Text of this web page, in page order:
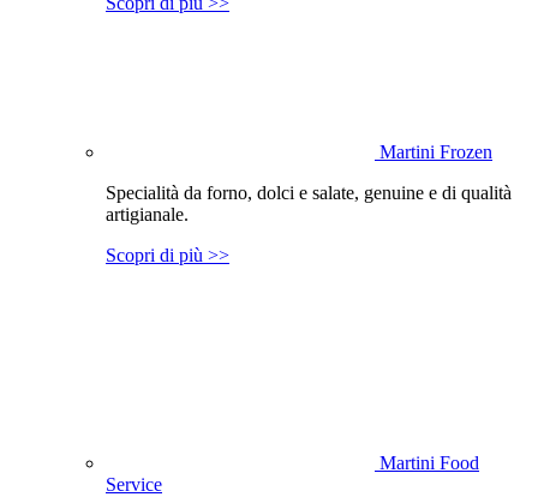
Martini Frozen
Specialità da forno, dolci e salate, genuine e di qualità
artigianale.
Scopri di più >>
Martini Food
Service